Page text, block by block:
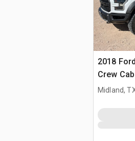
2018
Crew
Midland,